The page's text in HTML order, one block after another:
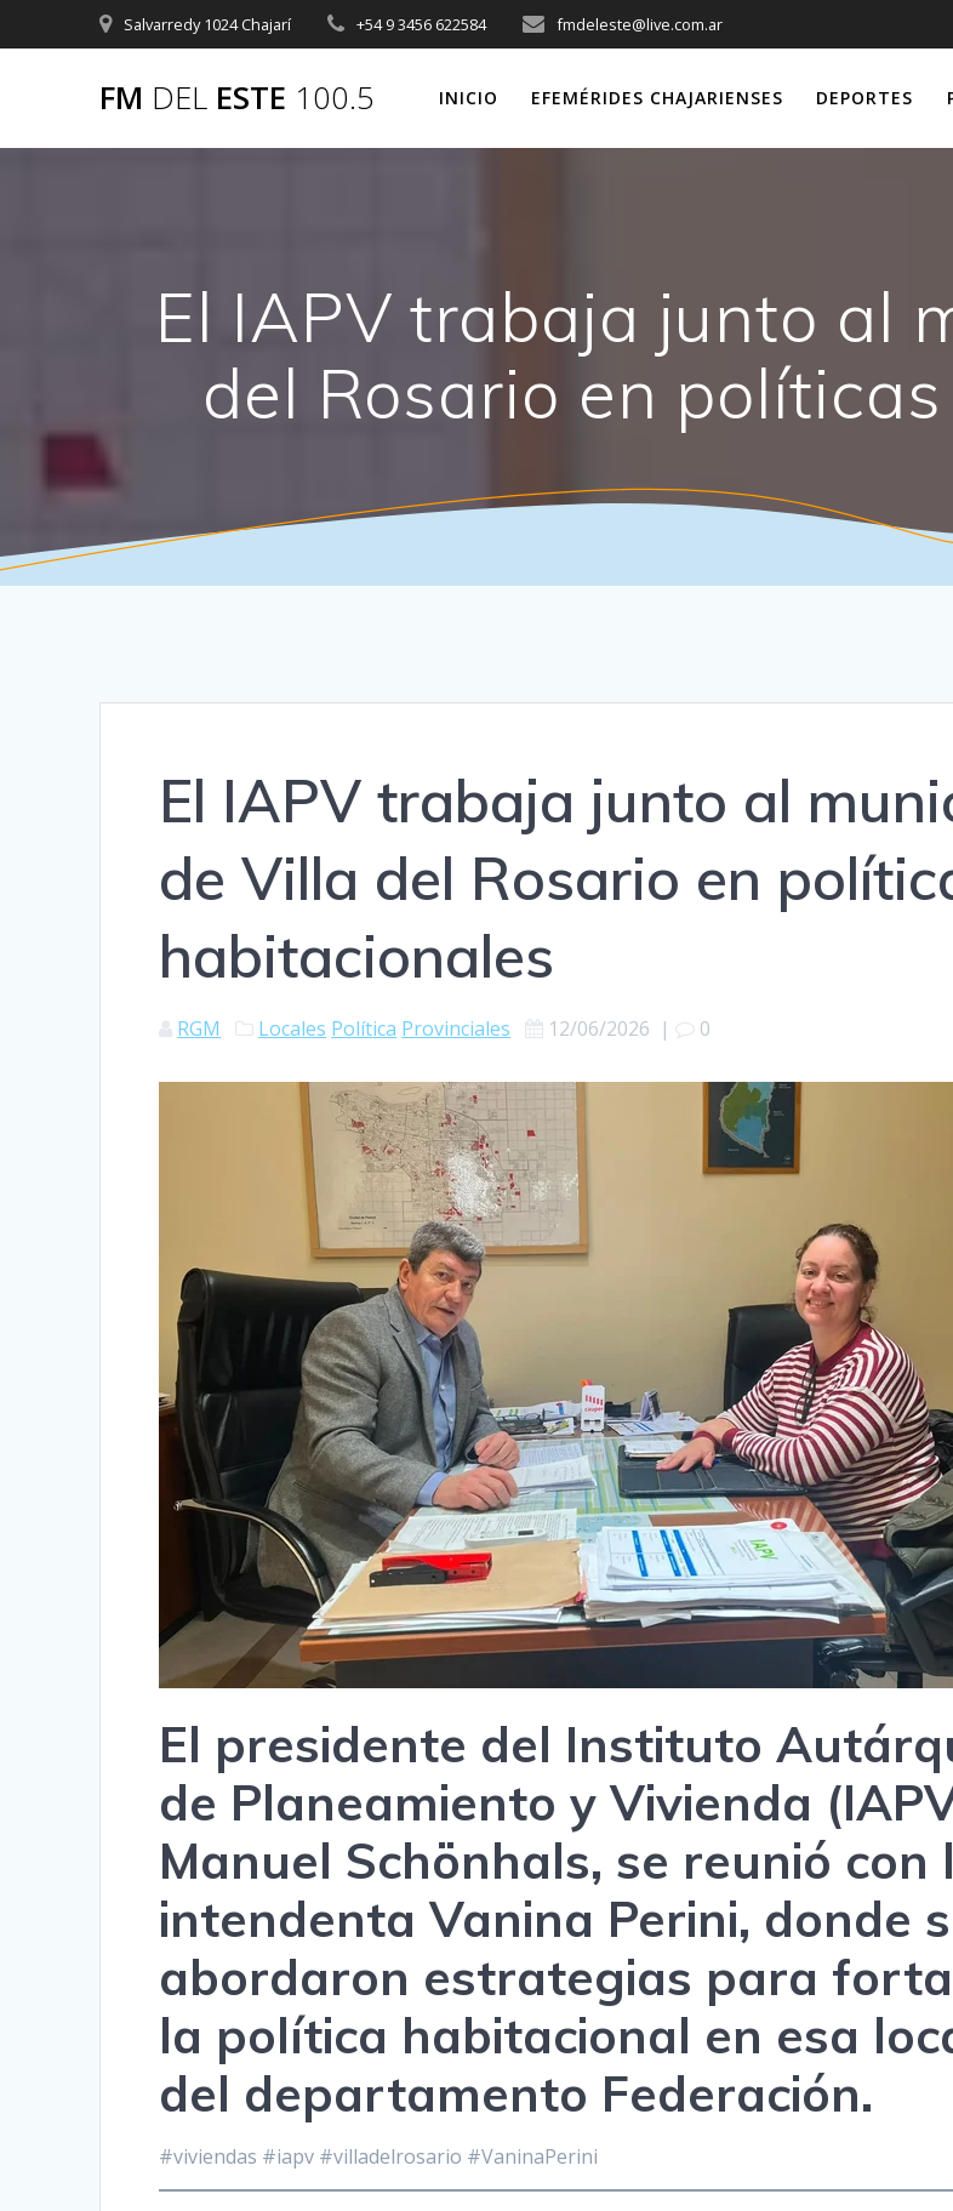
al
Salvarredy 1024 Chajarí +54 9 3456 622584 fmdeleste@live.com.ar
FM DEL ESTE 100.5 INICIO EFEMÉRIDES CHAJARIENSES DEPORTES
El IAPV trabaja junto al
del Rosario en
El IAPV trabaja junto al
de Villa del Rosario en
habitacionales
RGM Locales Política Provinciales 12/06/2026 | 0
El presidente del Instituto
de Planeamiento y Vivienda
Manuel Schönhals, se reunió con
intendenta Vanina Perini, donde
abordaron estrategias para
la política habitacional en esa
del departamento Federación.
#viviendas #iapv #villadelrosario #VaninaPerini